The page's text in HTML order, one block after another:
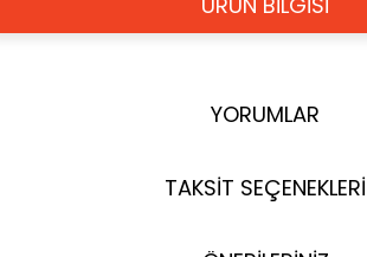
YORUMLAR
TAKSİT SEÇENEKLERİ